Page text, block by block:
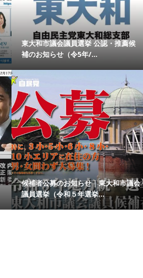
東大和市議会議員選挙 公認・推薦候
補のお知らせ（令5年/...
候補者公募のお知らせ｜東大和市議会
議員選挙（令和５年選挙...